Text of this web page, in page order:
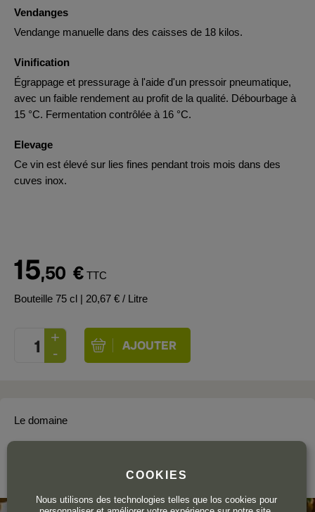
Vendanges
Vendange manuelle dans des caisses de 18 kilos.
Vinification
Égrappage et pressurage à l'aide d'un pressoir pneumatique,
avec un faible rendement au profit de la qualité. Débourbage à
15 °C. Fermentation contrôlée à 16 °C.
Elevage
Ce vin est élevé sur lies fines pendant trois mois dans des
cuves inox.
15,50 € TTC
Bouteille 75 cl | 20,67 € / Litre
Le domaine
BODEGA SANCLODIO
COOKIES
Nous utilisons des technologies telles que los cookies pour